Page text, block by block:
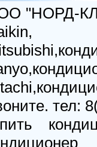
"НОРД-
тел: